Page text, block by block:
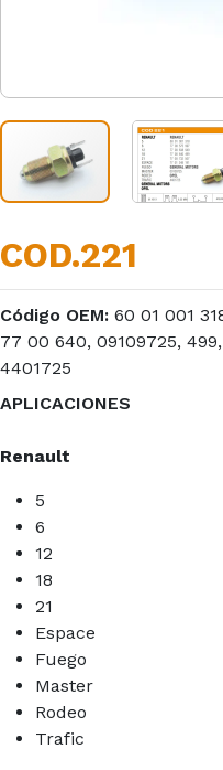
COD.221
Código OEM: 60 01 001
77 00 640, 09109725,
4401725
APLICACIONES
Renault
5
6
12
18
21
Espace
Fuego
Master
Rodeo
Trafic